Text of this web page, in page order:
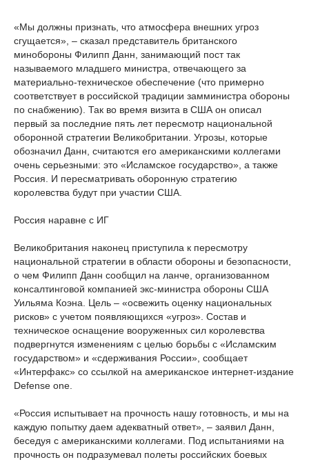
«Мы должны признать, что атмосфера внешних угроз
сгущается», – сказал представитель британского
минобороны Филипп Данн, занимающий пост так
называемого младшего министра, отвечающего за
материально-техническое обеспечение (что примерно
соответствует в российской традиции замминистра обороны
по снабжению). Так во время визита в США он описал
первый за последние пять лет пересмотр национальной
оборонной стратегии Великобритании. Угрозы, которые
обозначил Данн, считаются его американскими коллегами
очень серьезными: это «Исламское государство», а также
Россия. И пересматривать оборонную стратегию
королевства будут при участии США.
Россия наравне с ИГ
Великобритания наконец приступила к пересмотру
национальной стратегии в области обороны и безопасности,
о чем Филипп Данн сообщил на ланче, организованном
консалтинговой компанией экс-министра обороны США
Уильяма Коэна. Цель – «освежить оценку национальных
рисков» с учетом появляющихся «угроз». Состав и
техническое оснащение вооруженных сил королевства
подвергнутся изменениям с целью борьбы с «Исламским
государством» и «сдерживания России», сообщает
«Интерфакс» со ссылкой на американское интернет-издание
Defense one.
«Россия испытывает на прочность нашу готовность, и мы на
каждую попытку даем адекватный ответ», – заявил Данн,
беседуя с американскими коллегами. Под испытаниями на
прочность он подразумевал полеты российских боевых